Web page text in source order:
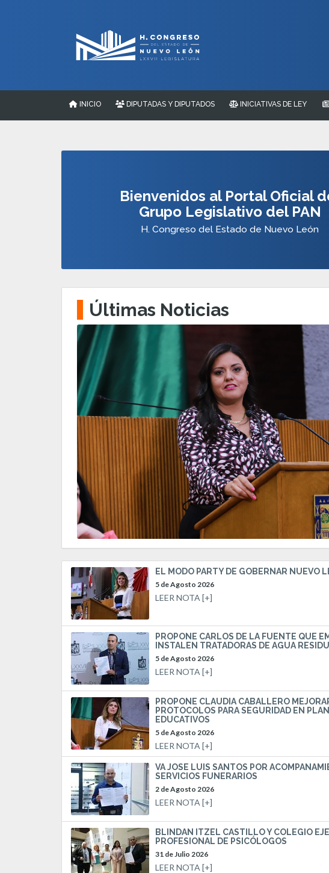
INICIO DIPUTADAS Y DIPUTADOS INICIATIVAS DE LEY
Bienvenidos al Portal Oficial
Grupo Legislativo del PAN
H. Congreso del Estado de Nuevo León
Últimas Noticias
EL MODO PARTY DE GOBERNAR NUEVO
5 de Agosto 2026
LEER NOTA [+]
PROPONE CARLOS DE LA FUENTE QUE
INSTALEN TRATADORAS DE AGUA
5 de Agosto 2026
LEER NOTA [+]
PROPONE CLAUDIA CABALLERO
PROTOCOLOS PARA SEGURIDAD EN
EDUCATIVOS
5 de Agosto 2026
LEER NOTA [+]
VA JOSÉ LUIS SANTOS POR
SERVICIOS FUNERARIOS
2 de Agosto 2026
LEER NOTA [+]
BLINDAN ITZEL CASTILLO Y COLEGIO
PROFESIONAL DE PSICÓLOGOS
31 de Julio 2026
LEER NOTA [+]